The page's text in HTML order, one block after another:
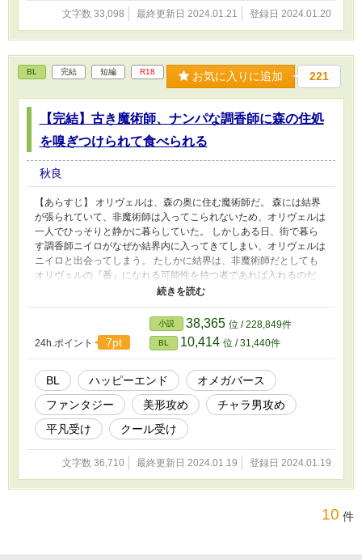
文字数 33,098 最終更新日 2024.01.21 登録日 2024.01.20
BL 完結 短編 R18 お気に入りに追加 221
【完結】古き魔術師、ナンパな調香師に森の住処
を嗅ぎつけられて食べられる
秋良
【あらすじ】 オリヴェルは、森の奥に住む魔術師だ。 森には結界
が張られていて、非魔術師は入ってこられないため、オリヴェルは
一人でひっそりと静かに暮らしていた。 しかしある日、街で暮ら
す調香師ニイロがなぜか結界内に入ってきてしまい、オリヴェルは
ニイロと出会ってしまう。 たしかに結界は、非魔術師だとしても
オリヴェルの『番』になれる可能性を持つ者であれば入れるのだ
が……まさか、あのニイロが自分の番？いやいや、冗談だろ？
——だってニイロといえば、節操無しの女たらしで有名な男じゃな
いか。そんなやつと自分が番うだなんてありえない。きっと結界が
綻んでるに違いない。 でも孤独に暮らしていたオリヴェルは、ニ
イロのことがやけに気になってしまい……。 【注意】 ・オメガバ
ースもので、独自解釈、独自設定があります。 ・タイトル通り、
攻めが軽薄な男です。ただしメインCP以外のR18描写はないので
ご安心ください。 【CP】 (攻)人気調香師ニイロ×(受)時代遅れの魔
術師オリヴェル 【その他】 ・R18シーンにはサブタイトルに * が
ついています。 ・ムーンライトノベルスさんに投稿した短編『古
き魔術師、ナンパな調香師に森の住処を嗅ぎつけられて食べられ
る』とその続編『古き魔術師、やっぱりナンパな調香師にヒート中
に嗅がれまくって愛される』を一つにまとめて、分話したものにな
ります。 （2024.1.20）オリヴェルのヒート期間が一部間違ってい
24h.ポイント 7pt
小説 38,365 位 / 228,849件
BL 10,414 位 / 31,440件
BL ハッピーエンド
オメガバース
ファンタジー
美形攻め
チャラ男攻め
平凡受け
クール受け
文字数 36,710 最終更新日 2024.01.19 登録日 2024.01.19
10 件